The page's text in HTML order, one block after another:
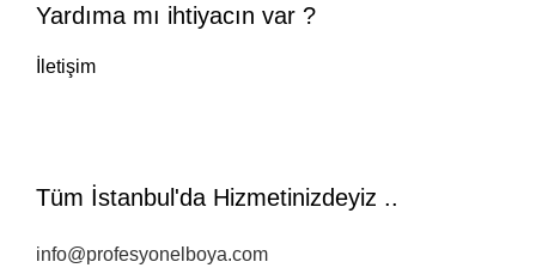
Yardıma mı ihtiyacın var ?
İletişim
Tüm İstanbul'da Hizmetinizdeyiz ..
info@profesyonelboya.com